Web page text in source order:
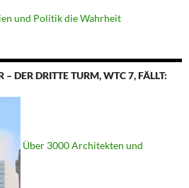
und Politik die Wahrheit
– DER DRITTE TURM, WTC 7, FÄLLT:
Über 3000 Architekten und